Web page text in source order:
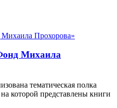
Михаила
тематическая полка
которой представлены книги